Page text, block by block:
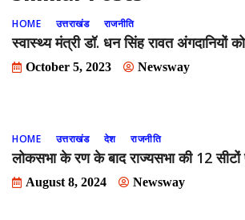
HOME उत्तराखंड राजनीति
स्वास्थ्य मंत्री डॉ. धन सिंह रावत अंगदानियों
October 5, 2023 Newsway
HOME उत्तराखंड देश राजनीति
लोकसभा के रण के बाद राज्यसभा की 12 सीटों
August 8, 2024 Newsway